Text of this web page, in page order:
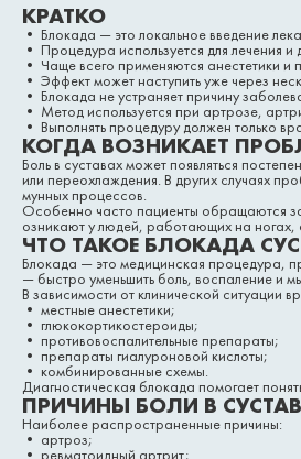
КРАТКО
• Блокада — это локальное введение
• Процедура используется для лечения и
• Чаще всего применяются анестетики и
• Эффект может наступить уже через
• Блокада не устраняет причину
• Метод используется при артрозе,
• Выполнять процедуру должен только
КОГДА ВОЗНИКАЕТ
Боль в суставах может появляться
или переохлаждения. В других случаях
мунных процессов.
Особенно часто пациенты обращаются
озникают у людей, работающих на ногах,
ЧТО ТАКОЕ БЛОКАДА
Блокада — это медицинская процедура,
— быстро уменьшить боль, воспаление и
В зависимости от клинической ситуации
• местные анестетики;
• глюкокортикостероиды;
• противовоспалительные препараты;
• препараты гиалуроновой кислоты;
• комбинированные схемы.
Диагностическая блокада помогает
ПРИЧИНЫ БОЛИ В
Наиболее распространенные причины:
• артроз;
• ревматоидный артрит;